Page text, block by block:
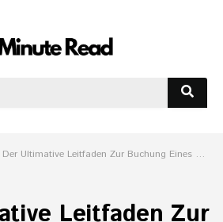
Der Ultimative Leitfaden Zur Buchung Eines AIDA Kreuzfahrt Urlaubs
Leitfaden Zur